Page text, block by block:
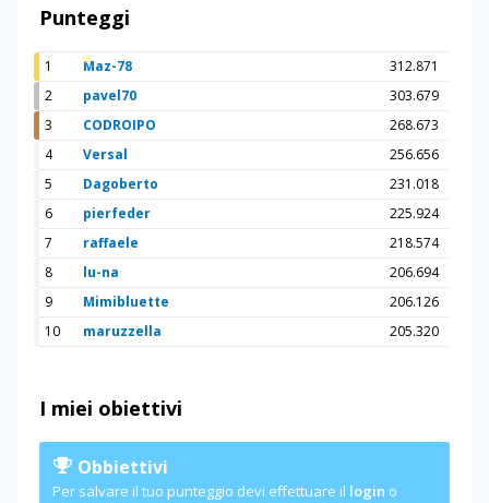
Punteggi
1 Maz-78
312.871
2
pavel70
303.679
3
CODROIPO
268.673
4
Versal
256.656
5
Dagoberto
231.018
6
pierfeder
225.924
7
raffaele
218.574
8
lu-na
206.694
9
Mimibluette
206.126
10
maruzzella 205.320
I miei obiettivi
Obbiettivi
Per salvare il tuo punteggio devi effettuare il login o